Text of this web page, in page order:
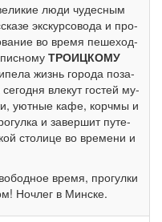
лю­ди чу­дес­ным
экс­кур­со­во­да и про­
во вре­мя пе­ше­ход­
ТРО­ИЦКО­МУ
жизнь го­ро­да по­за­
вле­кут го­стей му­
уют­ные ка­фе, корч­мы и
и за­вер­шит пу­те­
сто­ли­це во вре­ме­ни и
вре­мя, про­гул­ки
Ноч­лег в Мин­ске.